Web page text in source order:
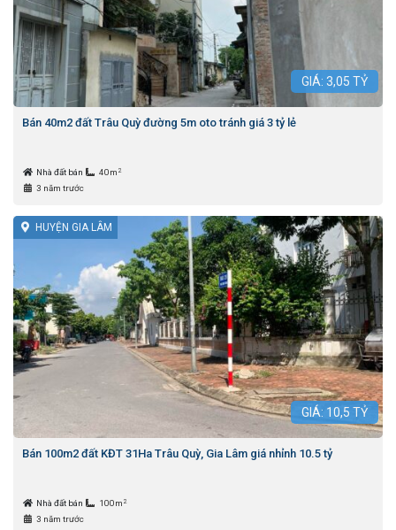
GIÁ: 3,05 TỶ
Bán 40m2 đất Trâu Quỳ đường 5m oto tránh giá 3 tỷ lẻ
Nhà đất bán 40m 2
3 năm trước
HUYỆN GIA LÂM
GIÁ: 10,5 TỶ
Bán 100m2 đất KĐT 31Ha Trâu Quỳ, Gia Lâm giá nhỉnh 10.5 tỷ
Nhà đất bán 100m 2
3 năm trước